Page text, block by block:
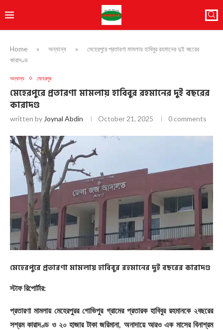
Home » অন্যান্য »
মেহেরপুরে প্রতারণা মামলায় হাবিবুর রহমানের দুই বছরের
কারাদণ্ড
অন্যান্য মেহেরপুর
মেহেরপুরে প্রতারণা মামলায় হাবিবুর রহমানের দুই বছরের
কারাদণ্ড
written by Joynal Abdin October 21, 2025 0 comments
মেহেরপুরে প্রতারণা মামলায় হাবিবুর রহমানের দুই বছরের কারাদণ্ড
স্টাফ রিপোর্টার:
প্রতারণা মামলায় মেহেরপুরর গোভিপুর গ্রামের প্রতারক হাবিবুর রহমানকে ২বছরের
সশ্রম কারাদণ্ড ও ২০ হাজার টাকা জরিমানা, অনাদায়ে আরও এক মাসের বিনাশ্রম